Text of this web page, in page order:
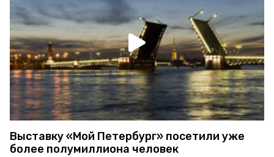
Выставку «Мой Петербург» посетили уже
более полумиллиона человек